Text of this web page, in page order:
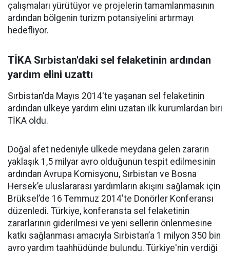
çalışmaları yürütüyor ve projelerin tamamlanmasının
ardından bölgenin turizm potansiyelini artırmayı
hedefliyor.
TİKA Sırbistan'daki sel felaketinin ardından
yardım elini uzattı
Sırbistan'da Mayıs 2014'te yaşanan sel felaketinin
ardından ülkeye yardım elini uzatan ilk kurumlardan biri
TİKA oldu.
Doğal afet nedeniyle ülkede meydana gelen zararın
yaklaşık 1,5 milyar avro olduğunun tespit edilmesinin
ardından Avrupa Komisyonu, Sırbistan ve Bosna
Hersek’e uluslararası yardımların akışını sağlamak için
Brüksel’de 16 Temmuz 2014'te Donörler Konferansı
düzenledi. Türkiye, konferansta sel felaketinin
zararlarının giderilmesi ve yeni sellerin önlenmesine
katkı sağlanması amacıyla Sırbistan’a 1 milyon 350 bin
avro yardım taahhüdünde bulundu. Türkiye'nin verdiği